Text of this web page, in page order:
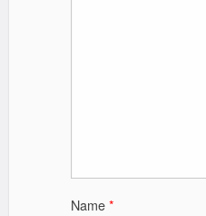
Name*